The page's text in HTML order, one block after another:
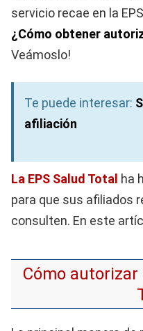
servicio recae en la
¿Cómo obtener
Veámoslo!
Te puede interesar:
afiliación
La EPS Salud Total ha
para que sus afiliados
consulten. En este
Cómo